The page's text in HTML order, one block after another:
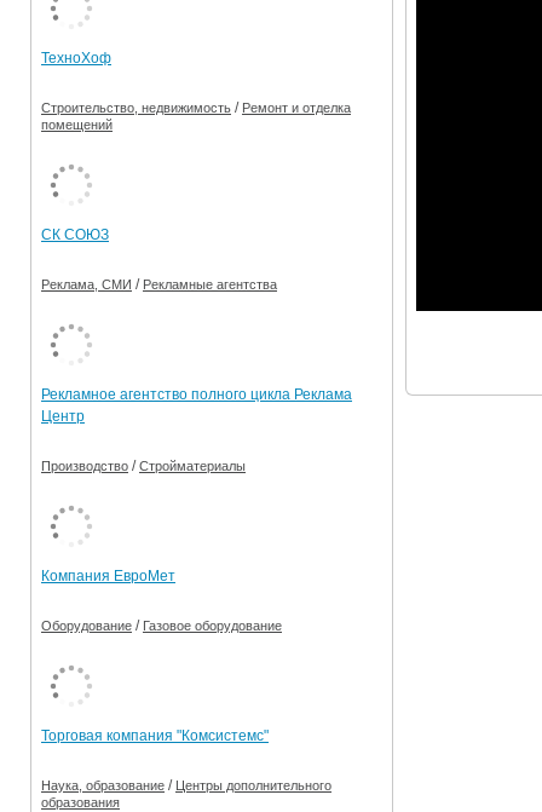
ТехноХоф
Строительство, недвижимость / Ремонт и отделка
помещений
СК СОЮЗ
Реклама, СМИ / Рекламные агентства
Рекламное агентство полного цикла Реклама
Центр
Производство /Стройматериалы
Компания ЕвроМет
Оборудование / Газовое оборудование
Торговая компания "Комсистемс"
Наука, образование / Центры дополнительного
образования